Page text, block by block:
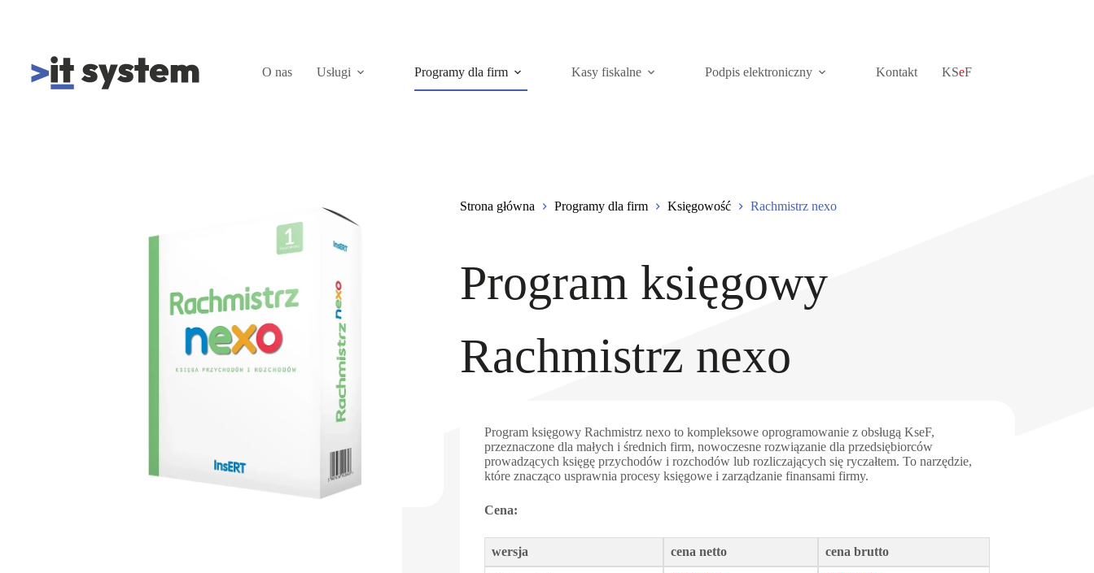
O nas Usługi Programy dla firm Kasy fiskalne Podpis elektroniczny Kontakt KSeF
Strona główna Programy dla firm Księgowość Rachmistrz nexo
Program księgowy
Rachmistrz nexo
Program księgowy Rachmistrz nexo to kompleksowe oprogramowanie z obsługą KseF,
przeznaczone dla małych i średnich firm, nowoczesne rozwiązanie dla przedsiębiorców
prowadzących księgę przychodów i rozchodów lub rozliczających się ryczałtem. To narzędzie,
które znacząco usprawnia procesy księgowe i zarządzanie finansami firmy.
Cena:
wersja cena netto cena brutto